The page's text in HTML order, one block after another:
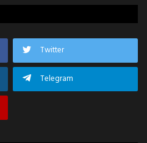
Twitter
Telegram